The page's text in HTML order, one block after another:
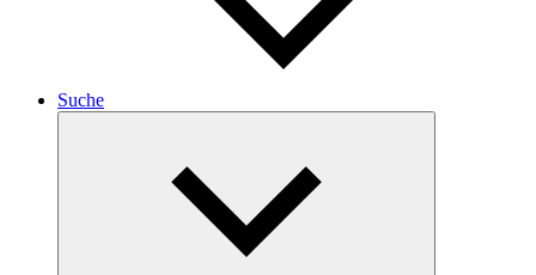
Suche